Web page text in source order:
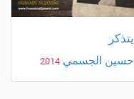
يتذكر
حسين الجسمي 2014